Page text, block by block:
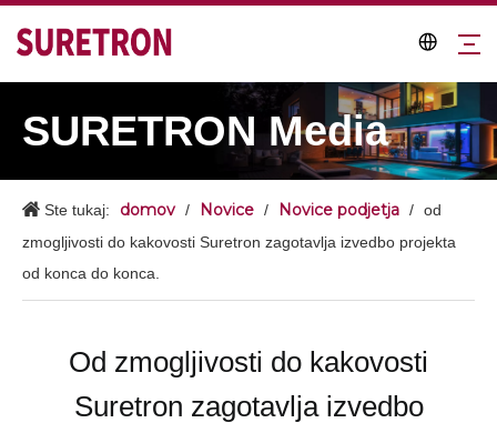
SURETRON Media
Ste tukaj: domov / Novice / Novice podjetja / od
zmogljivosti do kakovosti Suretron zagotavlja izvedbo projekta
od konca do konca.
Od zmogljivosti do kakovosti
Suretron zagotavlja izvedbo